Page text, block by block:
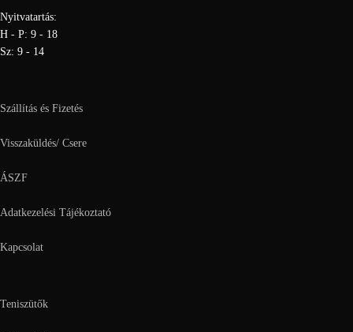
Nyitvatartás:
H - P: 9 - 18
Sz: 9 - 14
Szállítás és Fizetés
Visszaküldés/ Csere
ÁSZF
Adatkezelési Tájékoztató
Kapcsolat
Teniszütők